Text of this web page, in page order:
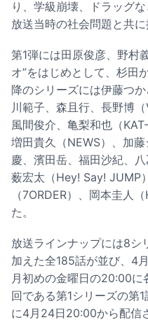
り、学級崩壊、ドラッグ
放送当時の社会問題と共に
第1弾には田原俊彦、野村
オ”をはじめとして、杉田
降のシリーズには伊藤つ
川範子、森且行、長野博
風間俊介、亀梨和也（
増田貴久（NEWS）、加
慶、濱田岳、福田沙紀、
薮宏太（Hey! Say! JUMP
（7ORDER）、岡本圭人
た。
放送ラインナップには8シ
加えた全185話が並び、4
月初めの金曜日の20:00に
回である第1シリーズの第
に4月24日20:00から配信